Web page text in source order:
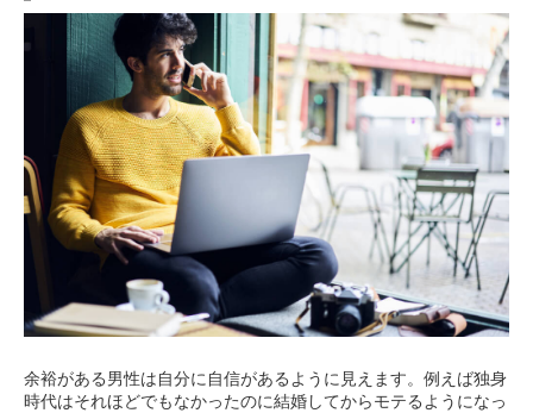
余裕がある男性は自分に自信があるように見えます。例えば独身
時代はそれほどでもなかったのに結婚してからモテるようになっ